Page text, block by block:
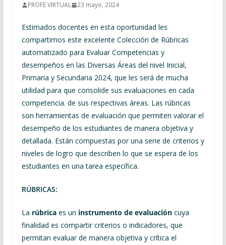
PROFE VIRTUAL 23 mayo, 2024
Estimados docentes en esta oportunidad les
compartimos este excelente Colección de Rúbricas
automatizado para Evaluar Competencias y
desempeños en las Diversas Áreas del nivel Inicial,
Primaria y Secundaria 2024, que les será de mucha
utilidad para que consolide sus evaluaciones en cada
competencia. de sus respectivas áreas. Las rúbricas
son herramientas de evaluación que permiten valorar el
desempeño de los estudiantes de manera objetiva y
detallada. Están compuestas por una serie de criterios y
niveles de logro que describen lo que se espera de los
estudiantes en una tarea específica.
RÚBRICAS:
La rúbricaes un instrumento de evaluacióncuya
finalidad es compartir criterios o indicadores, que
permitan evaluar de manera objetiva y crítica el